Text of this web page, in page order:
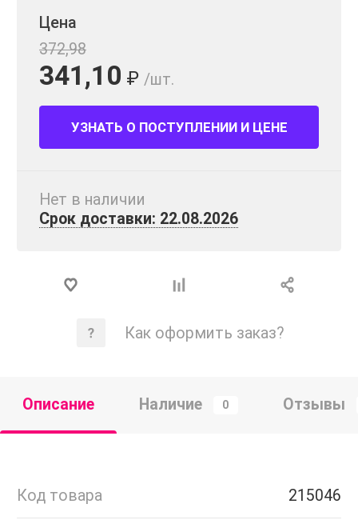
Цена
372,98
341,10 ₽ /шт.
УЗНАТЬ О ПОСТУПЛЕНИИ И ЦЕНЕ
Нет в наличии
Срок доставки: 22.08.2026
Как оформить заказ?
Описание Наличие 0 Отзывы
Код товара 215046